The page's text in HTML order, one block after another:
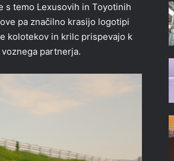
s temo Lexusovih in Toyotinih
pa značilno krasijo logotipi
kolotekov in krilc prispevajo k
partnerja.